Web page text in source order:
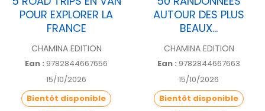
POUR EXPLORER LA
FRANCE
CHAMINA EDITION
Ean : 9782844667656
15/10/2026
Bientôt disponible
AUTOUR DES PLUS
BEAUX...
CHAMINA EDITION
Ean : 9782844667663
15/10/2026
Bientôt disponible